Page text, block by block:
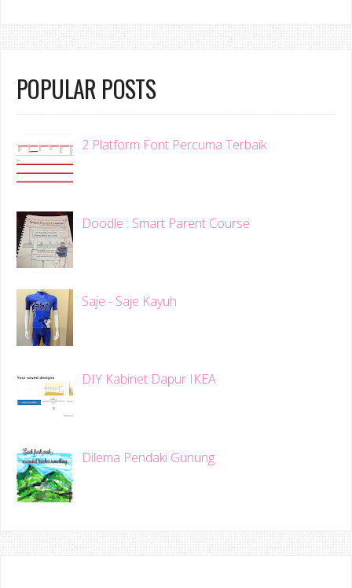
POPULAR POSTS
2 Platform Font Percuma Terbaik
Doodle : Smart Parent Course
Saje - Saje Kayuh
DIY Kabinet Dapur IKEA
Dilema Pendaki Gunung